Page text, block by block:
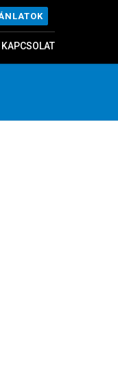
KAPCSOLAT